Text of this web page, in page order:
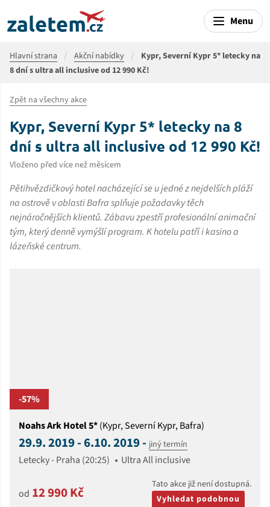
Menu
Hlavní strana Akční nabídky
Kypr, Severní Kypr 5* letecky na
8 dní s ultra all inclusive od 12 990 Kč!
Zpět na všechny akce
Kypr, Severní Kypr 5* letecky na 8
dní s ultra all inclusive od 12 990 Kč!
Vloženo před více než měsícem
Pětihvězdičkový hotel nacházející se u jedné z nejdelších pláží
na ostrově v oblasti Bafra splňuje požadavky těch
nejnáročnějších klientů. Zábavu zpestří profesionální animační
tým, který denně vymýšlí program. K hotelu patří i kasino a
lázeňské centrum.
-57%
Noahs Ark Hotel 5*(Kypr, Severní Kypr, Bafra)
29.9. 2019 - 6.10. 2019 - jiný termín
Letecky - Praha (20:25) Ultra All inclusive
od 12 990 Kč
Tato akce již není dostupná.
Vyhledat podobnou